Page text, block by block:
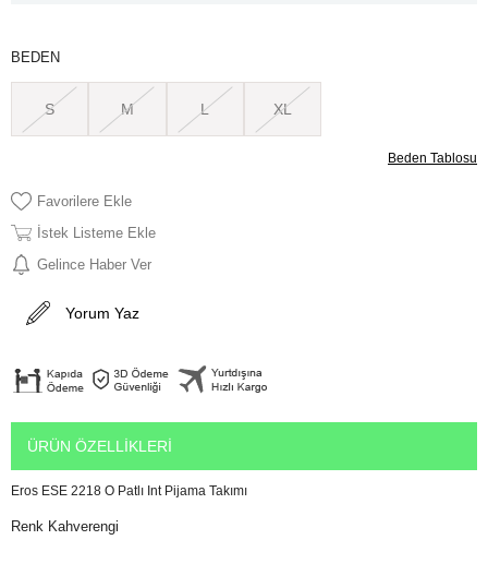
BEDEN
S M L XL
Beden Tablosu
Favorilere Ekle
İstek Listeme Ekle
Gelince Haber Ver
Yorum Yaz
ÜRÜN ÖZELLIKLERI
Eros ESE 2218 O Patlı Int Pijama Takımı
Renk Kahverengi